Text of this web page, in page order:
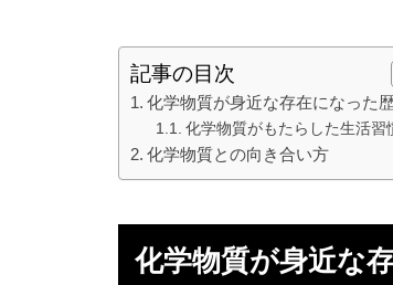
記事の目次
化学物質が身近な存在になった
化学物質がもたらした生活習
化学物質との向き合い方
化学物質が身近な